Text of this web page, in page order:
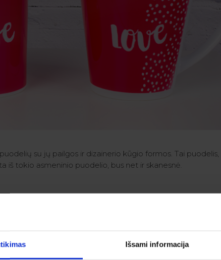
Išsami informacija
su jų pailgos ir dizainerio kūgio formos. Tai puodelis,
iš tokio asmeninio puodelio, bus net ir skanesnė.
todėl puodelio vidus ir ausis visada bus baltos
problemų. Mūsų redaktorius suteikia daugybę
nuotrauką, tekstus ar iliustracijas. Papildomai, visi
taip pat yra naujoje prieinami ir šioje formoje!